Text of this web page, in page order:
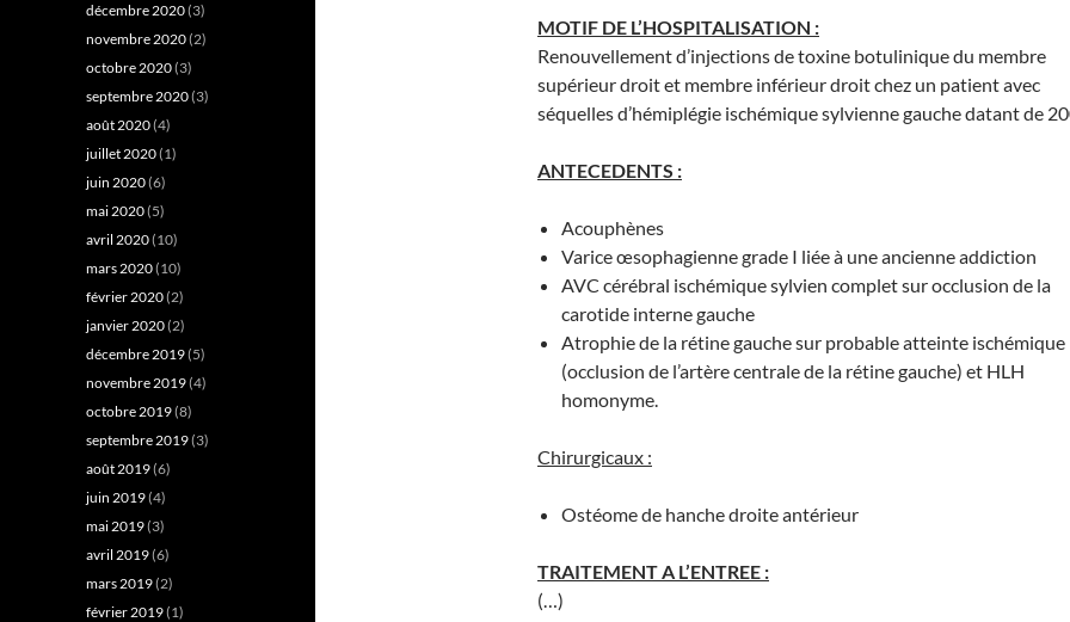
MOTIF DE L’HOSPITALISATION :
Renouvellement d’injections de toxine botulinique du membre
supérieur droit et membre inférieur droit chez un patient avec
séquelles d’hémiplégie ischémique sylvienne gauche datant de
ANTECEDENTS :
Acouphènes
Varice œsophagienne grade I liée à une ancienne addiction
AVC cérébral ischémique sylvien complet sur occlusion de la
carotide interne gauche
Atrophie de la rétine gauche sur probable atteinte ischémique
(occlusion de l’artère centrale de la rétine gauche) et HLH
homonyme.
Chirurgicaux :
Ostéome de hanche droite antérieur
TRAITEMENT A L’ENTREE :
(…)
décembre 2020(3)
novembre 2020(2)
octobre 2020(3)
septembre 2020(3)
août 2020(4)
juillet 2020(1)
juin 2020(6)
mai 2020(5)
avril 2020(10)
mars 2020(10)
février 2020(2)
janvier 2020(2)
décembre 2019(5)
novembre 2019(4)
octobre 2019(8)
septembre 2019(3)
août 2019(6)
juin 2019(4)
mai 2019(3)
avril 2019(6)
mars 2019(2)
février 2019(1)